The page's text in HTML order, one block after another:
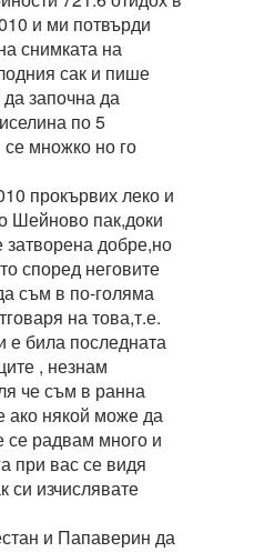
и ми потвърди
снимката на
сак и пише
започна да
по 5
се множко но го
прокървих леко и
Шейново пак,доки
затворена добре,но
според неговите
съм в по-голяма
на това,т.е.
е била последната
, незнам
че съм в ранна
ако някой може да
радвам много и
при вас се видя
си изчислявате
и Папаверин да